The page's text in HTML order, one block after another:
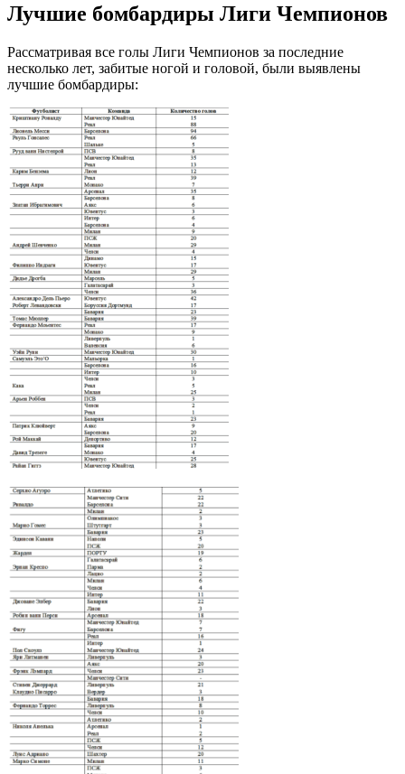
Лучшие бомбардиры Лиги Чемпионов
Рассматривая все голы Лиги Чемпионов за последние
несколько лет, забитые ногой и головой, были выявлены
лучшие бомбардиры: